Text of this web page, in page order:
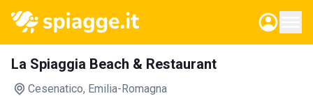
La Spiaggia Beach & Restaurant
Cesenatico, Emilia-Romagna